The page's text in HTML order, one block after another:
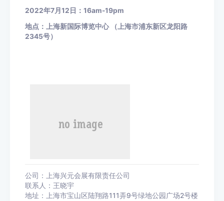
2022年7月 12 日： 16am-19pm
地点：上海新国际博览中心
（上海市浦东新区龙阳路
2345号）
公司：上海兴元会展有限责任公司
联系人：王晓宇
地址：上海市宝山区陆翔路111弄9号绿地公园广场2号楼